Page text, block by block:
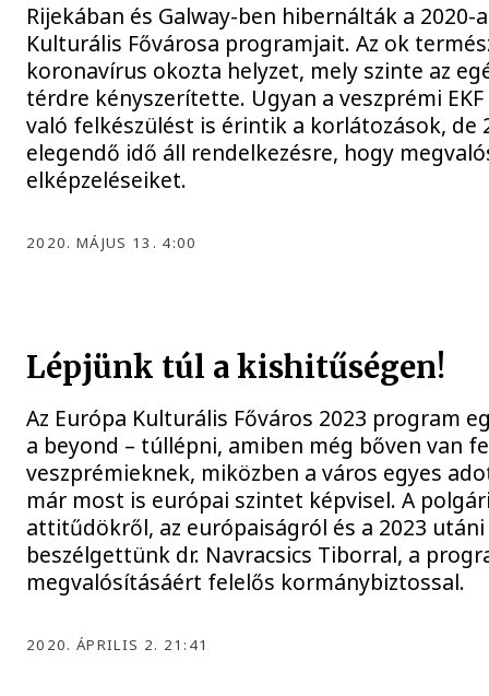
Rijekában és Galway-ben hibernálták a 2020-
Kulturális Fővárosa programjait. Az ok
koronavírus okozta helyzet, mely szinte az
térdre kényszerítette. Ugyan a veszprémi
való felkészülést is érintik a korlátozások, de
elegendő idő áll rendelkezésre, hogy
elképzeléseiket.
2020. MÁJUS 13. 4:00
Lépjünk túl a kishitűségen!
Az Európa Kulturális Főváros 2023 program
a beyond – túllépni, amiben még bőven van
veszprémieknek, miközben a város egyes
már most is európai szintet képvisel. A
attitűdökről, az európaiságról és a 2023
beszélgettünk dr. Navracsics Tiborral, a
megvalósításáért felelős kormánybiztossal.
2020. ÁPRILIS 2. 21:41